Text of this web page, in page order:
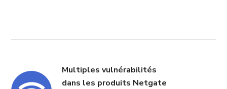
Multiples vulnérabilités
dans les produits Netgate